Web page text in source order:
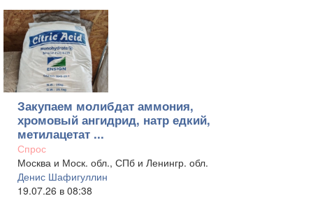
Закупаем молибдат аммония,
хромовый ангидрид, натр едкий,
метилацетат ...
Спрос
Москва и Моск. обл., СПб и Ленингр. обл.
Денис Шафигуллин
19.07.26 в 08:38